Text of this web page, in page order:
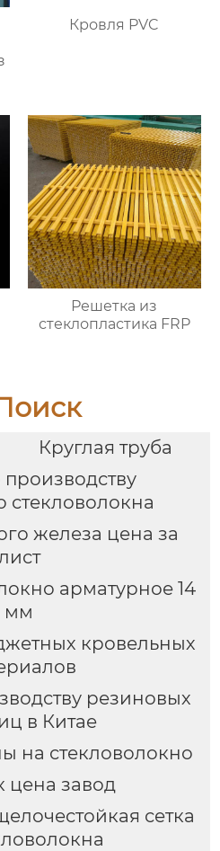
Кровля PVC
Решетка из
стеклопластика FRP
Круглая труба
стекловолокна
железа цена за
арматурное 14
мм
кровельных
резиновых
в Китае
на стекловолокно
цена завод
сетка